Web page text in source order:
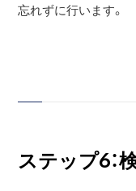
忘れずに行います。
ステップ6：